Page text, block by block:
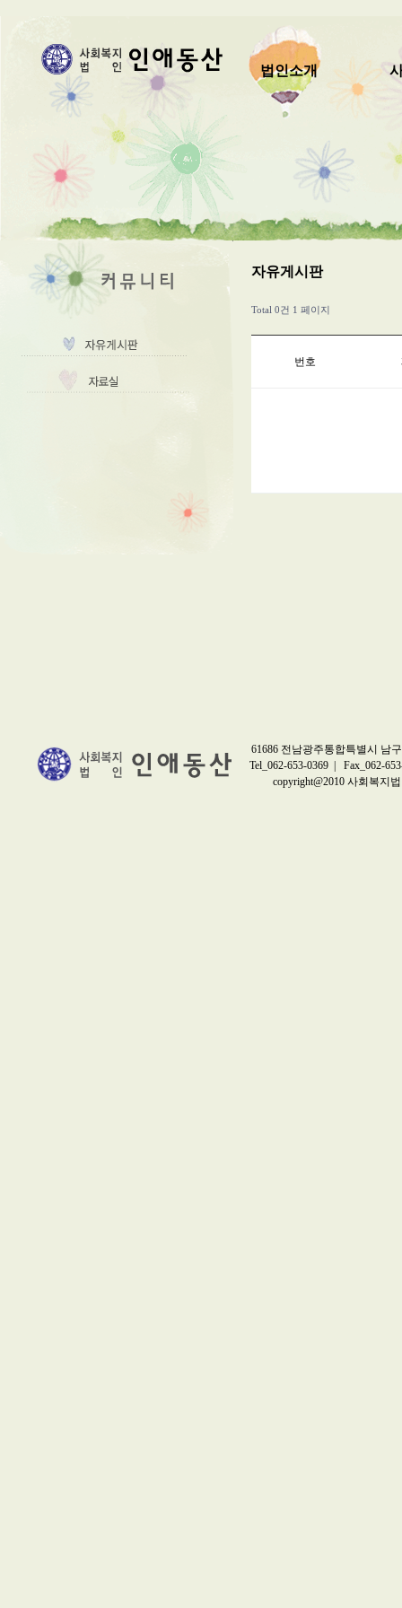
법인소개
자유게시판
Total 0건 1 페이지
번호
61686 전남광주통합특별시 남
Tel_062-653-0369 | Fax_062-
copyright@2010 사회복지